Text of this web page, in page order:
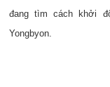
đang tìm cách khởi
Yongbyon.